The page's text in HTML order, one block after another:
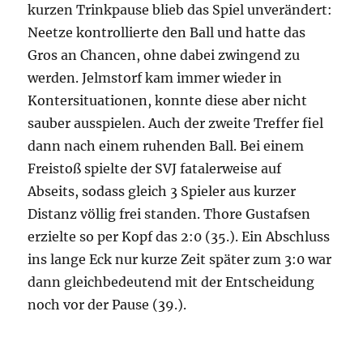
kurzen Trinkpause blieb das Spiel unverändert:
Neetze kontrollierte den Ball und hatte das
Gros an Chancen, ohne dabei zwingend zu
werden. Jelmstorf kam immer wieder in
Kontersituationen, konnte diese aber nicht
sauber ausspielen. Auch der zweite Treffer fiel
dann nach einem ruhenden Ball. Bei einem
Freistoß spielte der SVJ fatalerweise auf
Abseits, sodass gleich 3 Spieler aus kurzer
Distanz völlig frei standen. Thore Gustafsen
erzielte so per Kopf das 2:0 (35.). Ein Abschluss
ins lange Eck nur kurze Zeit später zum 3:0 war
dann gleichbedeutend mit der Entscheidung
noch vor der Pause (39.).